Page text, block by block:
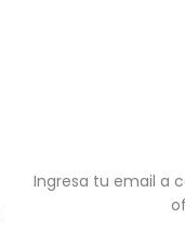
Ingresa tu email a